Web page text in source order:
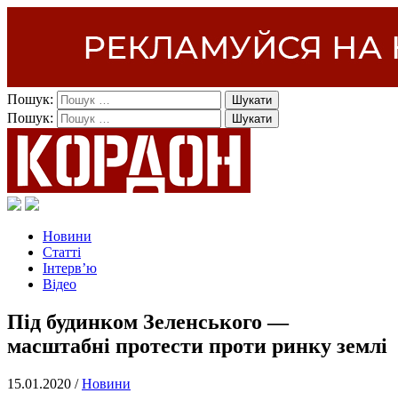
Пошук:
Пошук:
Новини
Статті
Інтерв’ю
Відео
Під будинком Зеленського —
масштабні протести проти ринку землі
15.01.2020 /Новини